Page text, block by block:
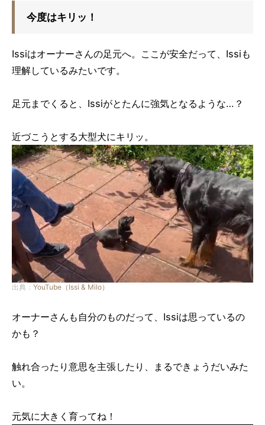
今度はキリッ！
Issiはオーナーさんの足元へ。ここが安全だって、Issiも
理解しているみたいです。
足元までくると、Issiがとたんに強気となるような…？
近づこうとする大型犬にキリッ。
出典： YouTube（Issi & Milo）
オーナーさんも自分のものだって、Issiは思っているの
かも？
触れ合ったり意思を主張したり、まるできょうだいみた
い。
元気に大きく育ってね！